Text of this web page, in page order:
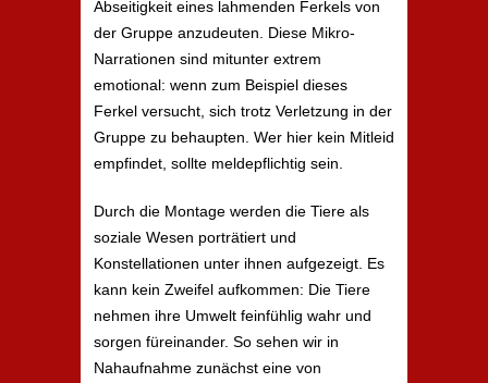
Abseitigkeit eines lahmenden Ferkels von
der Gruppe anzudeuten. Diese Mikro-
Narrationen sind mitunter extrem
emotional: wenn zum Beispiel dieses
Ferkel versucht, sich trotz Verletzung in der
Gruppe zu behaupten. Wer hier kein Mitleid
empfindet, sollte meldepflichtig sein.
Durch die Montage werden die Tiere als
soziale Wesen porträtiert und
Konstellationen unter ihnen aufgezeigt. Es
kann kein Zweifel aufkommen: Die Tiere
nehmen ihre Umwelt feinfühlig wahr und
sorgen füreinander. So sehen wir in
Nahaufnahme zunächst eine von